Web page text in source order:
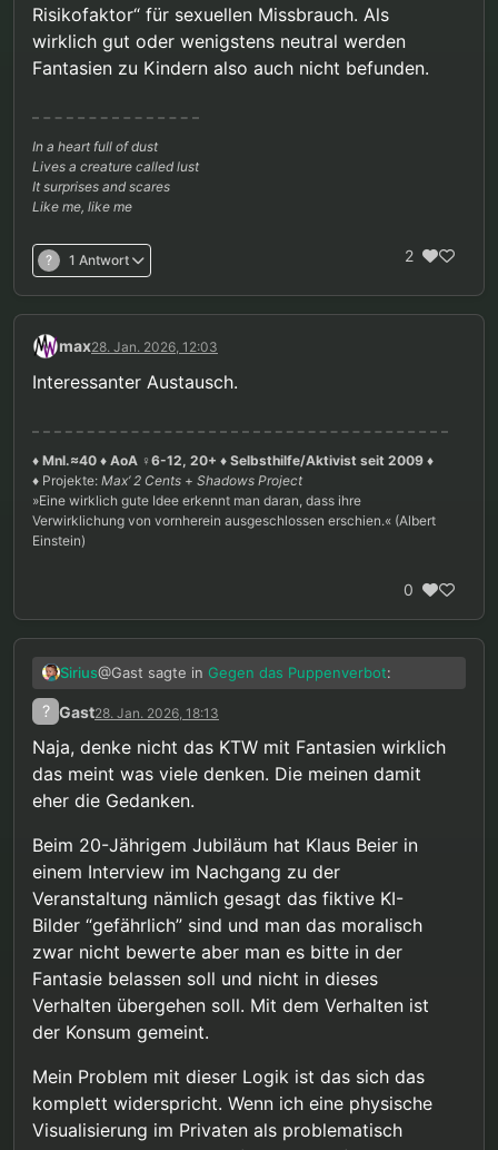
Risikofaktor“ für sexuellen Missbrauch. Als
wirklich gut oder wenigstens neutral werden
Fantasien zu Kindern also auch nicht befunden.
In a heart full of dust
Lives a creature called lust
It surprises and scares
Like me, like me
? 1 Antwort 2
max28. Jan. 2026, 12:03
Interessanter Austausch.
♦ Mnl.≈40 ♦ AoA ♀6-12, 20+ ♦ Selbsthilfe/Aktivist seit 2009 ♦
♦ Projekte: Max’ 2 Cents + Shadows Project
»Eine wirklich gute Idee erkennt man daran, dass ihre
Verwirklichung von vornherein ausgeschlossen erschien.« (Albert
Einstein)
0
Sirius@Gast sagte in Gegen das Puppenverbot:
suchen wollen – nicht über Rechtspolitik,
sondern über Ihre persönliche Situation –,
steht Ihnen unser Angebot offen.
Übersetzung: sei ruhig und geh endlich in
Therapie
Haltung von KTW zu dem Puppenverbot, wenn sie
mit der des Gesetzgebers nicht übereinstimmt? Ist
das Verbot „kritisierbar“ oder nicht? Irgendwie
werde ich aus dem Antworten nicht schlau: er
beschwert sich, dass ihm unterstellt wird die
Haltung des Gesetzgebers zu teilen, distanziert
sich aber auch nicht klar davon.
Dabei habe ich ihm das noch nicht einmal
unterstellt, wenn man die Passage mal genauer
liest, sondern lediglich dargestellt, wie es im Buch
ist: dass dieser eine grammatikalisch fragwürdige
Satz als Begründung für das Puppenverbot in einer
langen Tabelle neben anderen Straftatsbeständen
aufgelistet ist. Weiter steht zu dem Puppenverbot
nichts im Buch. Ganz grundsätzlich wird die
Gesetzgebung in Deutschland aber einseitig
gelobt, so heißt es dazu „Die deutsche
Gesetzgebung zu sexuellem Kindesmissbrauch ist
im internationalen Vergleich umfassend und
differenziert.“
@Gast sagte inGegen das Puppenverbot:
Dies ist weder unser Ziel noch unsere
Haltung.
Jain. Fantasien werden uns grundsätzlich
zugestanden, an einer Stelle dazu heißt es:
Fantasien mit Kindern wird nicht als
dissexuelles Verhalten betrachtet!
Gleichzeitig werden Medikamente, die Fantasien
reduzieren sollen wiederholt und einseitig positiv
beworben, es ist die Rede von „andere Personen
? Gast28. Jan. 2026, 18:13
Naja, denke nicht das KTW mit Fantasien wirklich
das meint was viele denken. Die meinen damit
eher die Gedanken.
Beim 20-Jährigem Jubiläum hat Klaus Beier in
einem Interview im Nachgang zu der
Veranstaltung nämlich gesagt das fiktive KI-
Bilder “gefährlich” sind und man das moralisch
zwar nicht bewerte aber man es bitte in der
Fantasie belassen soll und nicht in dieses
Verhalten übergehen soll. Mit dem Verhalten ist
der Konsum gemeint.
Mein Problem mit dieser Logik ist das sich das
komplett widerspricht. Wenn ich eine physische
Visualisierung im Privaten als problematisch